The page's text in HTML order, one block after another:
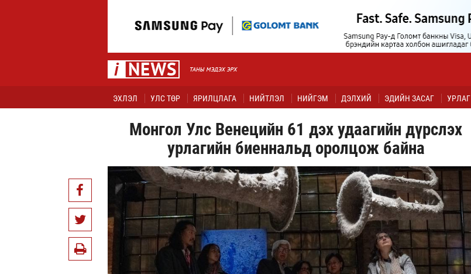
ЭХЛЭЛ УЛС ТӨР ЯРИЛЦЛАГА НИЙТЛЭЛ НИЙГЭМ ДЭЛХИЙ ЭДИЙН ЗАСАГ УРЛАГ
Монгол Улс Венецийн 61 дэх удаагийн дүрслэх
урлагийн биеннальд оролцож байна